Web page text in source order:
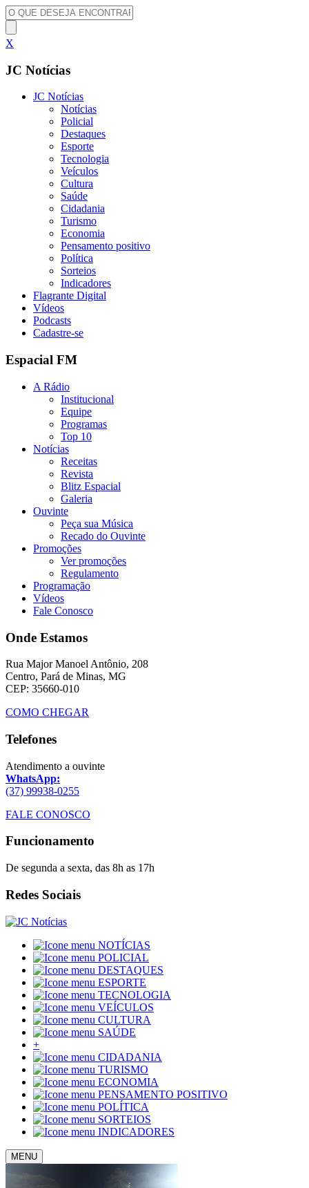
X
JC Notícias
JC Notícias
Notícias
Policial
Destaques
Esporte
Tecnologia
Veículos
Cultura
Saúde
Cidadania
Turismo
Economia
Pensamento positivo
Política
Sorteios
Indicadores
Flagrante Digital
Vídeos
Podcasts
Cadastre-se
Espacial FM
A Rádio
Institucional
Equipe
Programas
Top 10
Notícias
Receitas
Revista
Blitz Espacial
Galeria
Ouvinte
Peça sua Música
Recado do Ouvinte
Promoções
Ver promoções
Regulamento
Programação
Vídeos
Fale Conosco
Onde Estamos
Rua Major Manoel Antônio, 208
Centro, Pará de Minas, MG
CEP: 35660-010
COMO CHEGAR
Telefones
Atendimento a ouvinte
WhatsApp:
(37) 99938-0255
FALE CONOSCO
Funcionamento
De segunda a sexta, das 8h as 17h
Redes Sociais
NOTÍCIAS
POLICIAL
DESTAQUES
ESPORTE
TECNOLOGIA
VEÍCULOS
CULTURA
SAÚDE
+
CIDADANIA
TURISMO
ECONOMIA
PENSAMENTO POSITIVO
POLÍTICA
SORTEIOS
INDICADORES
MENU